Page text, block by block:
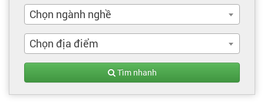
Việc làm mới nhất
Tìm việc làm
Chọn ngành nghề
Chọn địa điểm
Tìm nhanh